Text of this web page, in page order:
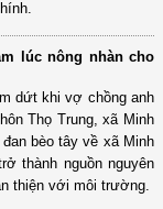
lúc nông nhàn cho
dứt khi vợ chồng anh
Thọ Trung, xã Minh
bèo tây về xã Minh
thành nguồn nguyên
thiện với môi trường.